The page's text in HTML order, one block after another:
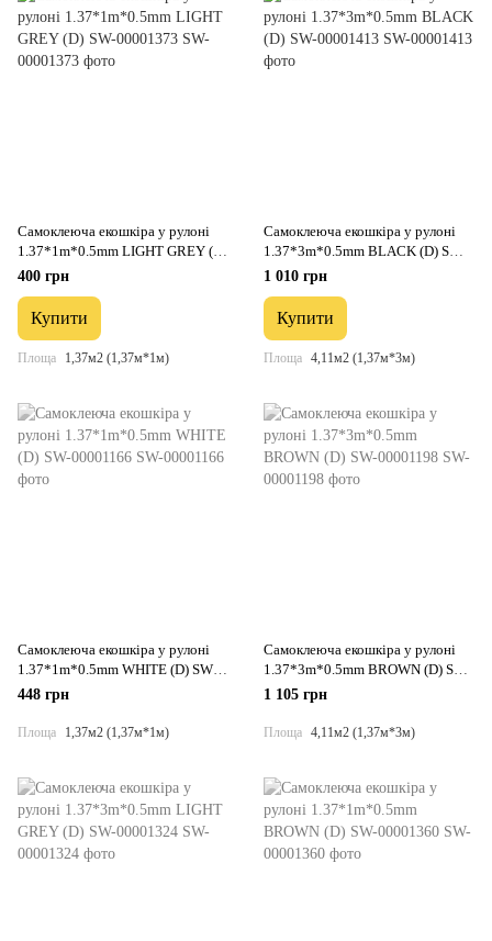
Самоклеюча екошкіра у рулоні
1.37*1m*0.5mm LIGHT GREY (D)
SW-00001373
400 грн
Купити
Площа 1,37м2 (1,37м*1м)
Самоклеюча екошкіра у рулоні
1.37*3m*0.5mm BLACK (D) SW-
00001413
1 010 грн
Купити
Площа 4,11м2 (1,37м*3м)
Самоклеюча екошкіра у рулоні
1.37*1m*0.5mm WHITE (D) SW-
00001166
448 грн
Площа 1,37м2 (1,37м*1м)
Самоклеюча екошкіра у рулоні
1.37*3m*0.5mm BROWN (D) SW-
00001198
1 105 грн
Площа 4,11м2 (1,37м*3м)